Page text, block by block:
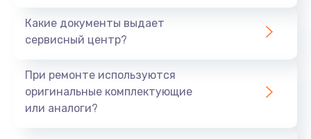
Какие документы выдает
сервисный центр?
При ремонте используются
оригинальные комплектующие
или аналоги?